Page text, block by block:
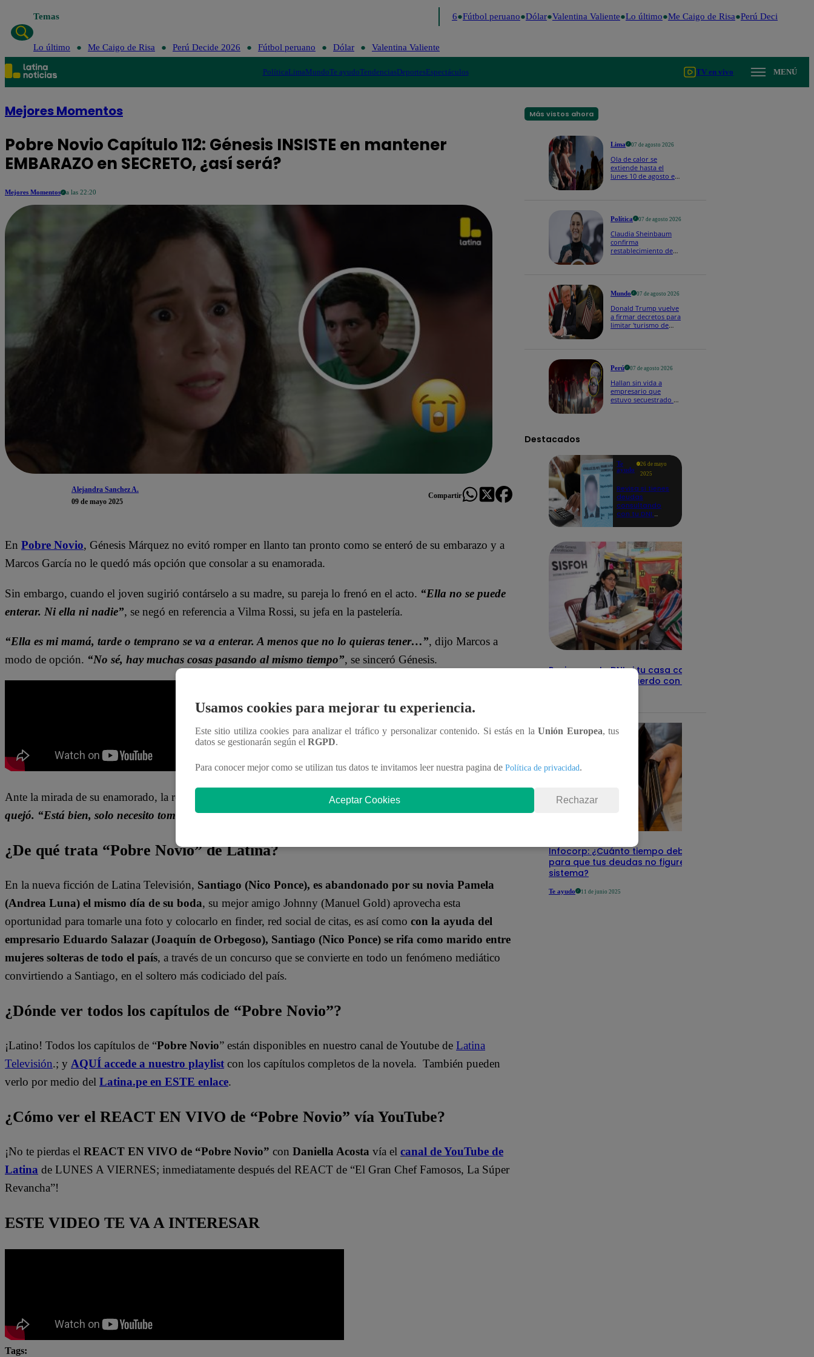
Temas Fútbol peruano Dólar Valentina Valiente Lo último Me Caigo de Risa Perú Decide 2026
Lo último Me Caigo de Risa Perú Decide 2026 Fútbol peruano Dólar Valentina Valiente
PolíticaLimaMundoTe ayudoTendenciasDeportesEspectáculos TV en vivo MENÚ
Mejores Momentos
Pobre Novio Capítulo 112: Génesis INSISTE en mantener
EMBARAZO en SECRETO, ¿así será?
Mejores Momentos a las 22:20
Alejandra Sanchez A.
09 de mayo 2025
Compartir
En Pobre Novio, Génesis Márquez no evitó romper en llanto tan pronto como se enteró de su embarazo y a
Marcos García no le quedó más opción que consolar a su enamorada.
Sin embargo, cuando el joven sugirió contárselo a su madre, su pareja lo frenó en el acto. “Ella no se puede
enterar. Ni ella ni nadie”, se negó en referencia a Vilma Rossi, su jefa en la pastelería.
“Ella es mi mamá, tarde o temprano se va a enterar. A menos que no lo quieras tener…”, dijo Marcos a
modo de opción. “No sé, hay muchas cosas pasando al mismo tiempo”, se sinceró Génesis.
Ante la mirada de su enamorado, la recién embarazada le confesó lo que sentía.“Estoy muy confundida”, se
quejó. “Está bien, solo necesito tomar un poco de aire”, la tranquilizó él y abandonó la habitación.
¿De qué trata “Pobre Novio” de Latina?
En la nueva ficción de Latina Televisión, Santiago (Nico Ponce), es abandonado por su novia Pamela
(Andrea Luna) el mismo día de su boda, su mejor amigo Johnny (Manuel Gold) aprovecha esta
oportunidad para tomarle una foto y colocarlo en finder, red social de citas, es así como con la ayuda del
empresario Eduardo Salazar (Joaquín de Orbegoso), Santiago (Nico Ponce) se rifa como marido entre
mujeres solteras de todo el país, a través de un concurso que se convierte en todo un fenómeno mediático
convirtiendo a Santiago, en el soltero más codiciado del país.
¿Dónde ver todos los capítulos de “Pobre Novio”?
¡Latino! Todos los capítulos de “Pobre Novio” están disponibles en nuestro canal de Youtube de Latina
Televisión.; y AQUÍ accede a nuestro playlist con los capítulos completos de la novela. También pueden
verlo por medio del Latina.pe en ESTE enlace.
¿Cómo ver el REACT EN VIVO de “Pobre Novio” vía YouTube?
¡No te pierdas el REACT EN VIVO de “Pobre Novio” con Daniella Acosta vía el canal de YouTube de
Latina de LUNES A VIERNES; inmediatamente después del REACT de “El Gran Chef Famosos, La Súper
Revancha”!
ESTE VIDEO TE VA A INTERESAR
Tags:
Más vistos ahora
Lima 07 de agosto 2026
Ola de calor se
extiende hasta el
lunes 10 de agosto en
Política 07 de agosto 2026
Claudia Sheinbaum
confirma
restablecimiento de
Mundo 07 de agosto 2026
Donald Trump vuelve
a firmar decretos para
limitar 'turismo de
Perú 07 de agosto 2026
Hallan sin vida a
empresario que
estuvo secuestrado en
Destacados
Te
ayudo
26 de mayo
2025
Revisa si tienes
deudas
consultando
con tu DNI:
Revisa con tu DNI si tu casa califica
como pobre, de acuerdo con el Sisfoh
Infocorp: ¿Cuánto tiempo debe pasar
para que tus deudas no figuren en su
sistema?
Te ayudo 11 de junio 2025
Usamos cookies para mejorar tu experiencia.
Este sitio utiliza cookies para analizar el tráfico y personalizar contenido. Si estás en laUnión Europea, tus
datos se gestionarán según el RGPD.
Para conocer mejor como se utilizan tus datos te invitamos leer nuestra pagina de Política de privacidad.
Aceptar Cookies Rechazar